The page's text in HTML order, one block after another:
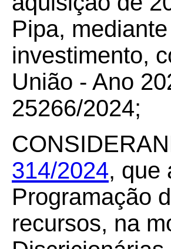
Pipa,
investimento,
União - Ano
25266/2024;
314/2024, que
Programação
recursos, na